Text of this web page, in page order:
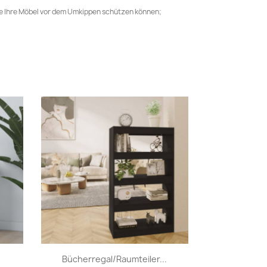
Möbel vor dem Umkippen schützen können;
Bücherregal/Raumteiler...
Vorschau